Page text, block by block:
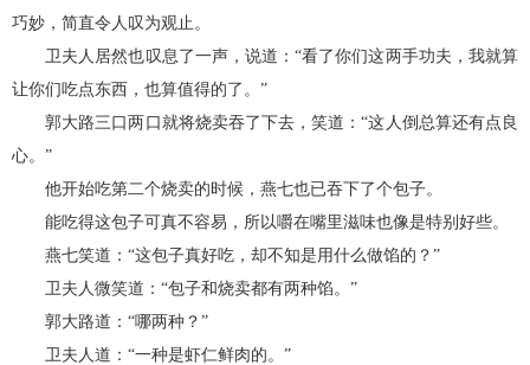
巧妙，简直令人叹为观止。
卫夫人居然也叹息了一声，说道：“看了你们这两手功夫，我就算
让你们吃点东西，也算值得的了。”
郭大路三口两口就将烧卖吞了下去，笑道：“这人倒总算还有点良
心。”
他开始吃第二个烧卖的时候，燕七也已吞下了个包子。
能吃得这包子可真不容易，所以嚼在嘴里滋味也像是特别好些。
燕七笑道：“这包子真好吃，却不知是用什么做馅的？”
卫夫人微笑道：“包子和烧卖都有两种馅。”
郭大路道：“哪两种？”
卫夫人道：“一种是虾仁鲜肉的。”